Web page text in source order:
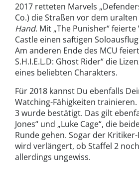
2017 retteten Marvels
Co.) die Straßen vor dem
Hand. Mit „The Punisher“
Castle einen saftigen
Am anderen Ende des MCU
S.H.I.E.L.D: Ghost Rider“ die
eines beliebten Charakters.
Für 2018 kannst Du ebenfalls
Watching-Fähigkeiten trainieren.
3 wurde bestätigt. Das gilt
Jones“ und „Luke Cage“, die
Runde gehen. Sogar der Kritiker-
wird verlängert, ob Staffel 2
allerdings ungewiss.